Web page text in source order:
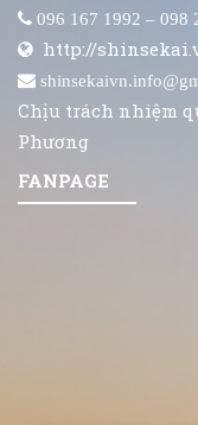
096 167 1992 – 098
http://
Chịu trách nhiệm
Phương
FANPAGE